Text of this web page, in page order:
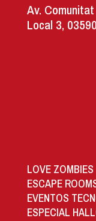
Av.
Local 3,
LOVE ZOMBIES
ESCAPE
EVENTOS
ESPECIAL